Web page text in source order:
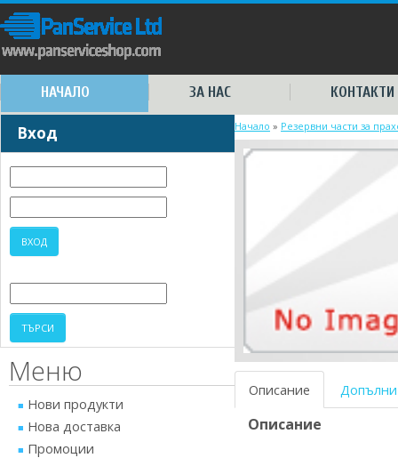
НАЧАЛО ЗА НАС КОНТАКТИ
Вход
Меню
Нови продукти
Нова доставка
Промоции
Начало » Резервни части за
Описание
Описание